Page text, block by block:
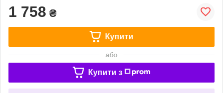
1 758 ₴
Купити
або
Купити з